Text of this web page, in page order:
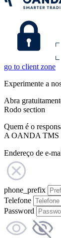
go to client zone
Experimente a
Abra
Rodo section
Quem é o
A OANDA TMS
Endereço de e-
phone_prefix
Telefone
Password